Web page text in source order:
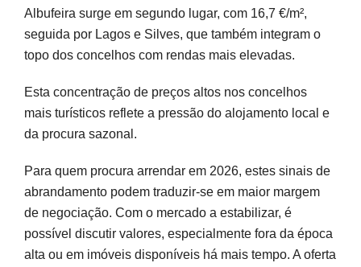
Albufeira surge em segundo lugar, com 16,7 €/m²,
seguida por Lagos e Silves, que também integram o
topo dos concelhos com rendas mais elevadas.
Esta concentração de preços altos nos concelhos
mais turísticos reflete a pressão do alojamento local e
da procura sazonal.
Para quem procura arrendar em 2026, estes sinais de
abrandamento podem traduzir-se em maior margem
de negociação. Com o mercado a estabilizar, é
possível discutir valores, especialmente fora da época
alta ou em imóveis disponíveis há mais tempo. A oferta